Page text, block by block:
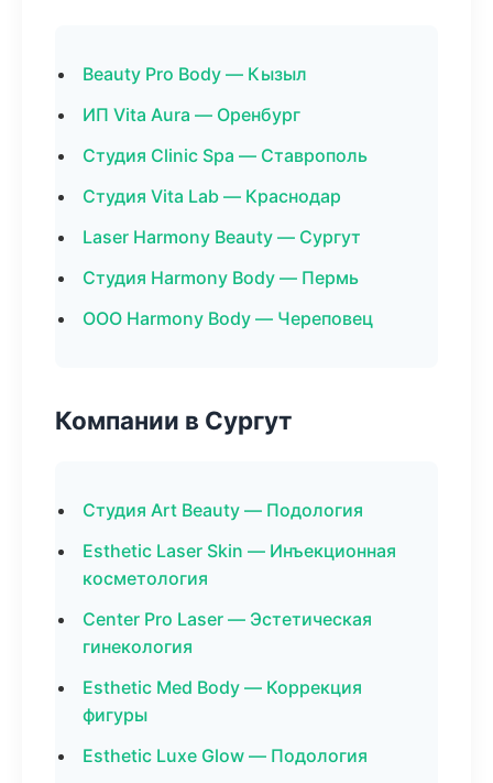
Beauty Pro Body — Кызыл
ИП Vita Aura — Оренбург
Студия Clinic Spa — Ставрополь
Студия Vita Lab — Краснодар
Laser Harmony Beauty — Сургут
Студия Harmony Body — Пермь
ООО Harmony Body — Череповец
Компании в Сургут
Студия Art Beauty — Подология
Esthetic Laser Skin — Инъекционная
косметология
Center Pro Laser — Эстетическая
гинекология
Esthetic Med Body — Коррекция
фигуры
Esthetic Luxe Glow — Подология